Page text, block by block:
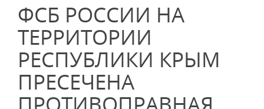
ФСБ РОССИИ НА
ТЕРРИТОРИИ
РЕСПУБЛИКИ КРЫМ
ПРЕСЕЧЕНА